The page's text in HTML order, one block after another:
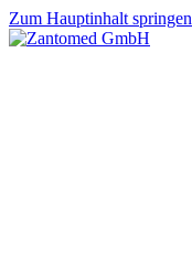
Zum Hauptinhalt springen